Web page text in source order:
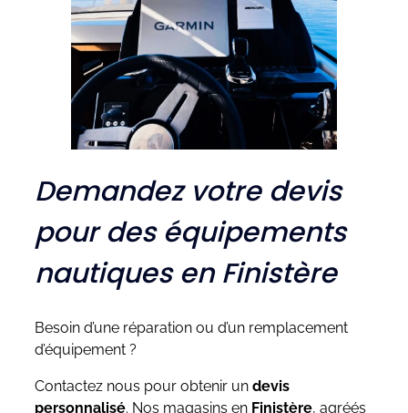
Demandez votre devis
pour des équipements
nautiques en Finistère
Besoin d’une réparation ou d’un remplacement
d’équipement ?
Contactez nous pour obtenir un devis
personnalisé. Nos magasins en Finistère, agréés